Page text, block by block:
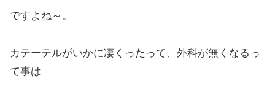
ですよね～。
カテーテルがいかに凄くったって、外科が無くなるっ
て事は